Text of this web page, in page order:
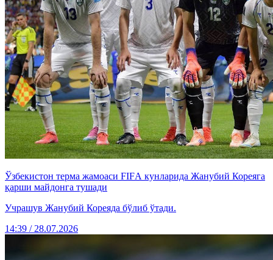
Ўзбекистон терма жамоаси FIFА кунларида Жанубий Кореяга
қарши майдонга тушади
Учрашув Жанубий Кореяда бўлиб ўтади.
14:39 / 28.07.2026